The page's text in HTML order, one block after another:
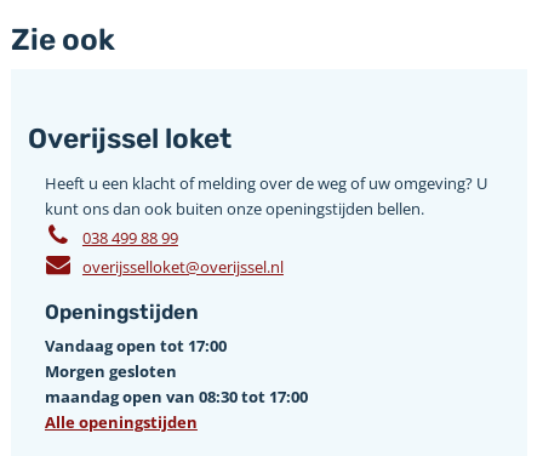
Zie ook
Overijssel loket
Heeft u een klacht of melding over de weg of uw omgeving? U
kunt ons dan ook buiten onze openingstijden bellen.
038 499 88 99
overijsselloket@overijssel.nl
Openingstijden
Vandaag open tot 17:00
Morgen gesloten
maandag open van 08:30 tot 17:00
Alle openingstijden